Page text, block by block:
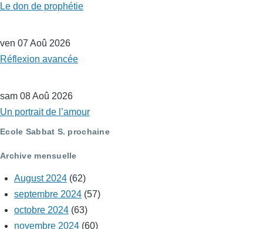
Le don de prophétie
ven 07 Aoû 2026
Réflexion avancée
sam 08 Aoû 2026
Un portrait de l’amour
Ecole Sabbat S. prochaine
Archive mensuelle
August 2024 (62)
septembre 2024 (57)
octobre 2024 (63)
novembre 2024 (60)